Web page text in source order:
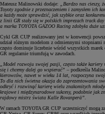
Mateusz Malinowski dodaje:
„Bardzo nas cieszy,
Toyoty zgodnie z przeznaczeniem i zamysłem ich
a każdy może sprawdzić, jak szybkie oraz
z linii GR stały się w polskich imprezach track
a marka TOYOTA GAZOO Racing zdobyła duże
Cykl GR CUP realizowany jest w konwencji
udział różnym modelom z odmiennymi stopniami
często dominuje liczebnie wśród wszystkich marek
GR regularnie triumfują w zawodach.
„Model rozwoju swojej pasji, często także
się i chcemy dalej go wspierać” – podkreśla
kierowców, nawet w wieku 14 lat, rozpoczyna
To dla nich świetna okazja do zaprezentowania
odkryć i rozwinąć karierę wielu znakomitych
krajowe i międzynarodowe sukcesy, podobnie jak
rajdowy mistrz świata Kalle Rovanperä”.
W ramach TOYOTA GR CUP uczestniczyć mogą